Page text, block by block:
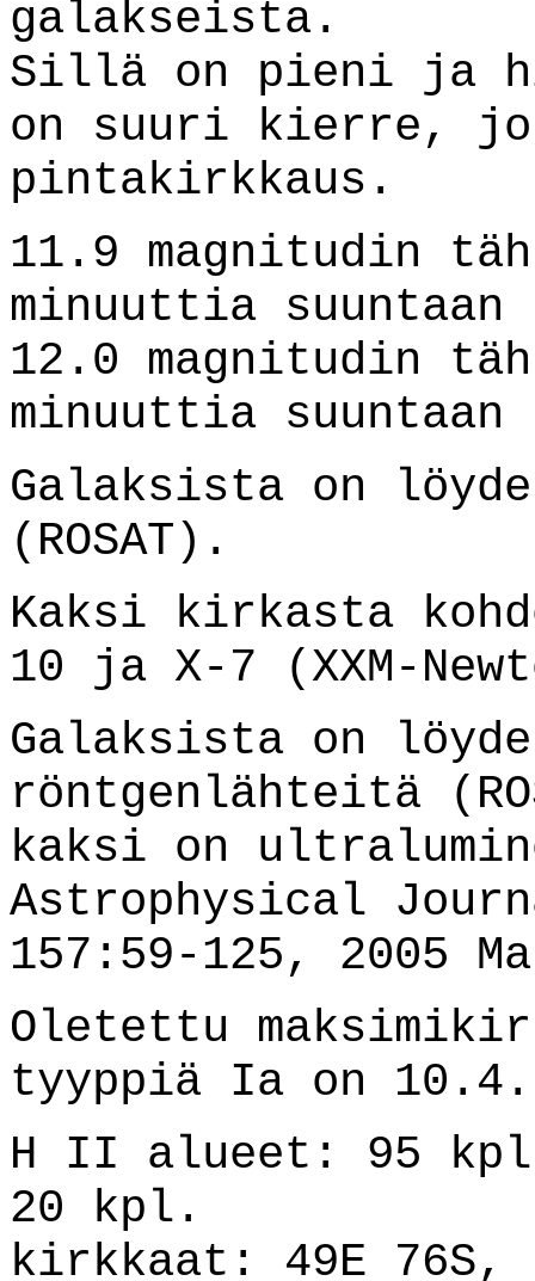
galakseista.
Sillä on pieni ja
on suuri kierre,
pintakirkkaus.
11.9 magnitudin
minuuttia suuntaan
12.0 magnitudin
minuuttia suuntaan
Galaksista on
(ROSAT).
Kaksi kirkasta
10 ja X-7 (XXM-
Galaksista on
röntgenlähteitä
kaksi on
Astrophysical
157:59-125, 2005
Oletettu
tyyppiä Ia on 10.4.
H II alueet: 95
20 kpl.
kirkkaat: 49E 76S,